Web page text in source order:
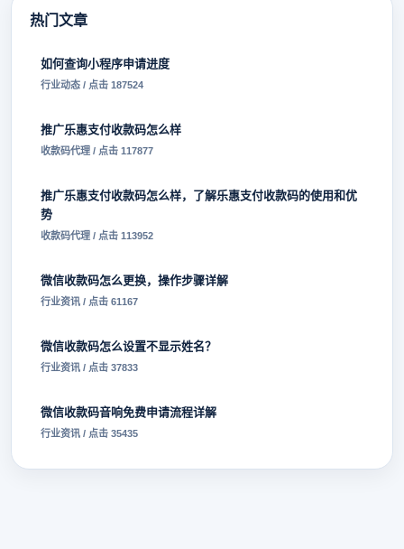
热门文章
如何查询小程序申请进度
行业动态 / 点击 187524
推广乐惠支付收款码怎么样
收款码代理 / 点击 117877
推广乐惠支付收款码怎么样，了解乐惠支付收款码的使用和优
势
收款码代理 / 点击 113952
微信收款码怎么更换，操作步骤详解
行业资讯 / 点击 61167
微信收款码怎么设置不显示姓名？
行业资讯 / 点击 37833
微信收款码音响免费申请流程详解
行业资讯 / 点击 35435